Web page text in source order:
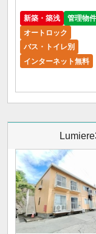
新築・築浅
管理物件
オートロック
バス・トイレ別
インターネット無料